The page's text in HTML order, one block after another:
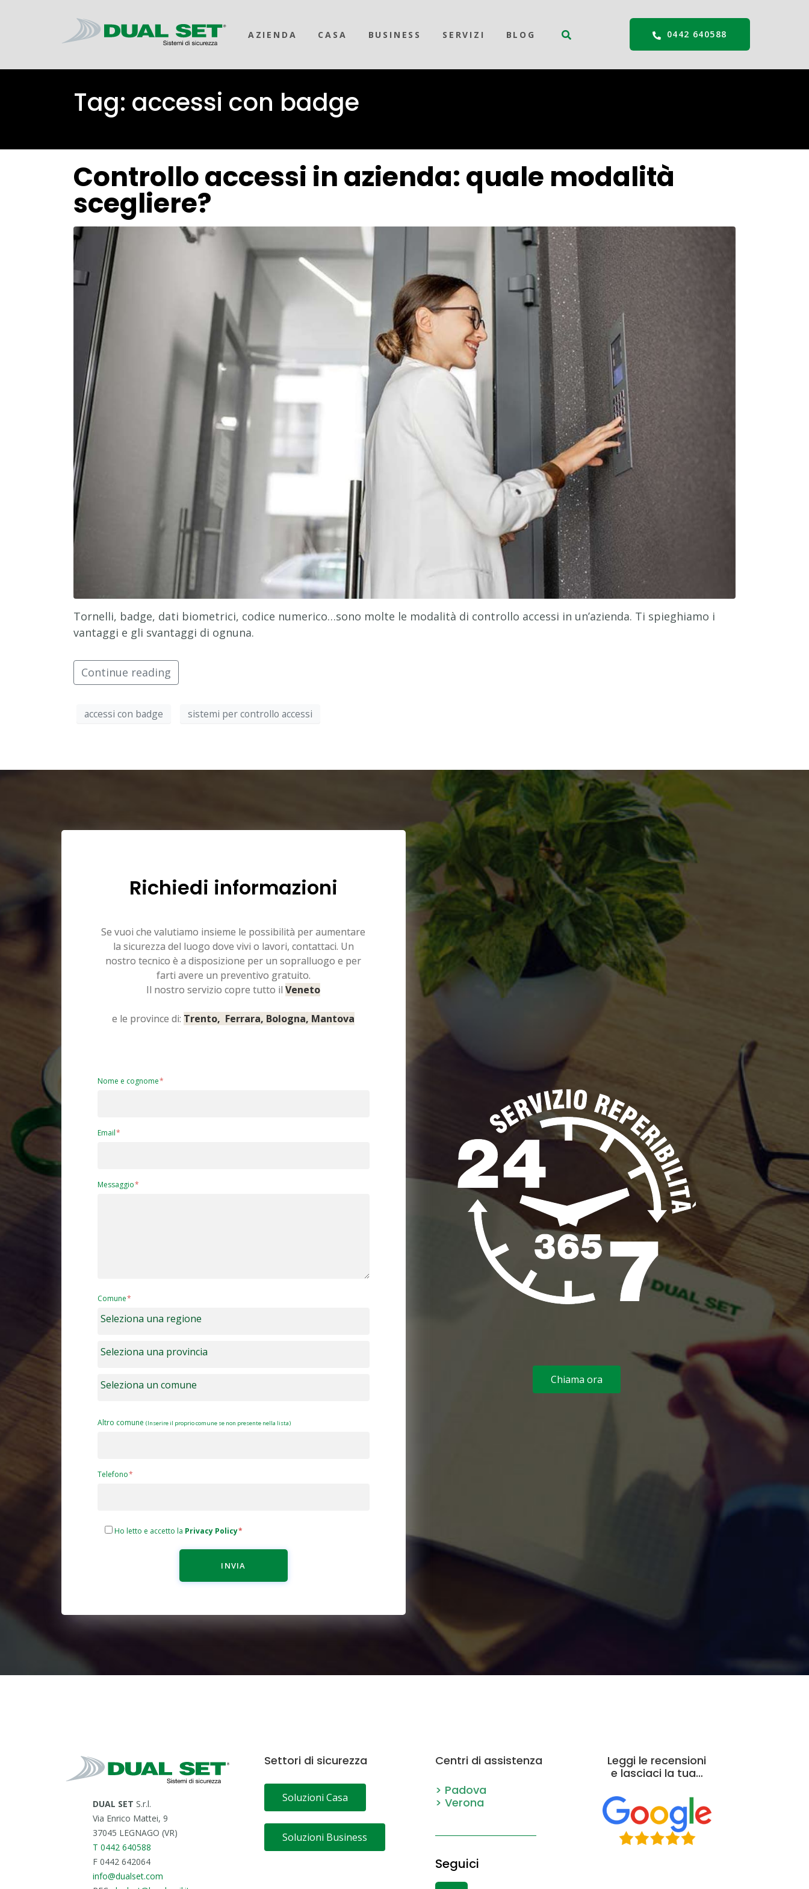
AZIENDA CASA BUSINESS SERVIZI BLOG 0442 640588
Tag: accessi con badge
Controllo accessi in azienda: quale modalità
scegliere?
Tornelli, badge, dati biometrici, codice numerico…sono molte le modalità di controllo accessi in un’azienda. Ti spieghiamo i
vantaggi e gli svantaggi di ognuna.
Continue reading
accessi con badge sistemi per controllo accessi
Richiedi informazioni
Se vuoi che valutiamo insieme le possibilità per aumentare
la sicurezza del luogo dove vivi o lavori, contattaci. Un
nostro tecnico è a disposizione per un sopralluogo e per
farti avere un preventivo gratuito.
Il nostro servizio copre tutto ilVeneto
e le province di: Trento, Ferrara, Bologna, Mantova
Nome e cognome
Email
Messaggio
Comune
Altro comune (Inserire il proprio comune se non presente nella lista)
Telefono
Ho letto e accetto la Privacy Policy
Chiama ora
DUAL SET S.r.l.
Via Enrico Mattei, 9
37045 LEGNAGO (VR)
T 0442 640588
F 0442 642064
info@dualset.com
Settori di sicurezza
Soluzioni Casa
Soluzioni Business
Centri di assistenza
> Padova
> Verona
Seguici
Leggi le recensioni
e lasciaci la tua…